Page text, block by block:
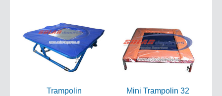
Trampolin
Mini Trampolin 32